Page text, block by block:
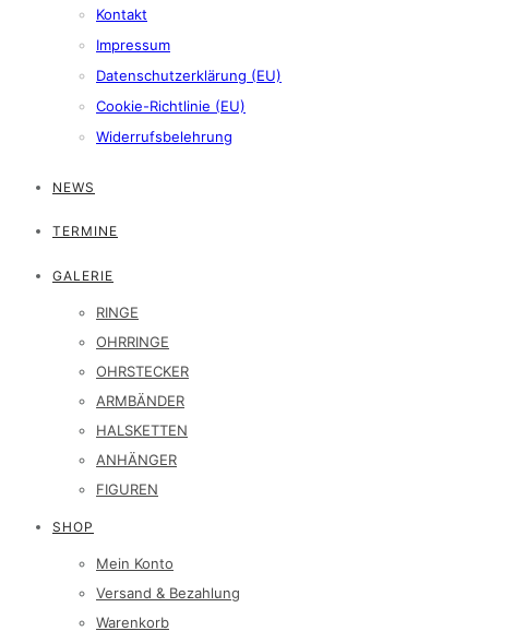
Kontakt
Impressum
Datenschutzerklärung (EU)
Cookie-Richtlinie (EU)
Widerrufsbelehrung
NEWS
TERMINE
GALERIE
RINGE
OHRRINGE
OHRSTECKER
ARMBÄNDER
HALSKETTEN
ANHÄNGER
FIGUREN
SHOP
Mein Konto
Versand & Bezahlung
Warenkorb